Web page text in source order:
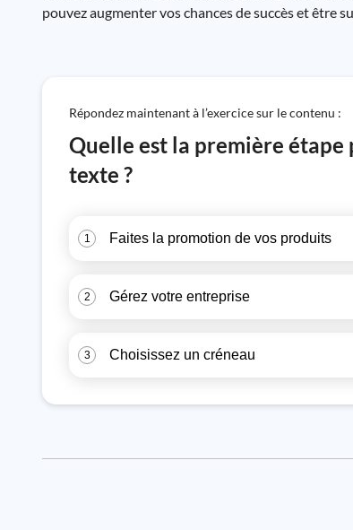
pouvez augmenter vos chances de succès et être
Répondez maintenant à l’exercice sur le contenu :
Quelle est la première
texte ?
1 Faites la promotion de vos produits
2 Gérez votre entreprise
3 Choisissez un créneau